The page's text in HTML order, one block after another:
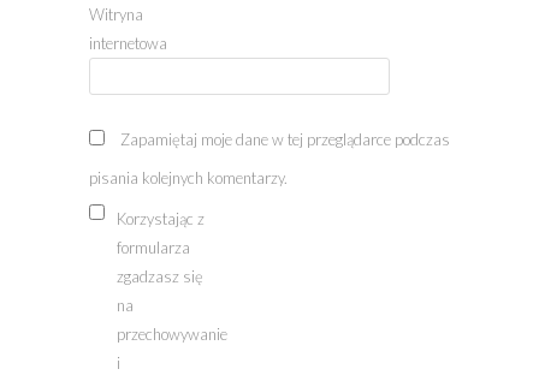
Witryna
internetowa
Zapamiętaj moje dane w tej przeglądarce podczas
pisania kolejnych komentarzy.
Korzystając z
formularza
zgadzasz się
na
przechowywanie
i